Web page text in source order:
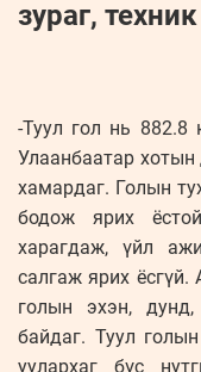
зураг,
-Туул гол нь 882.8
Улаанбаатар хотын
хамардаг. Голын
бодож ярих
харагдаж, үйл
салгаж ярих ёсгүй.
голын эхэн,
байдаг. Туул
уулархаг бүс